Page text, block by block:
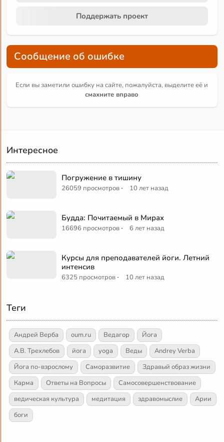
Поддержать проект
Сообщение об ошибке
Если вы заметили ошибку на сайте, пожалуйста, выделите её и
смахните вправо
Интересное
Погружение в тишину
26059 просмотров · 10 лет назад
Будда: Почитаемый в Мирах
16696 просмотров · 6 лет назад
Курсы для преподавателей йоги. Летний
интенсив
6325 просмотров · 10 лет назад
Теги
Андрей Верба oum.ru Ведагор
Йога
А.В. Трехлебов
йога yoga Веды
Andrey Verba
Йога по-взрослому
Саморазвитие
Здравый образ жизни
Карма
Ответы на Вопросы
Самосовершенствование
ведическая культура
медитация здравомыслие
Арии
боги